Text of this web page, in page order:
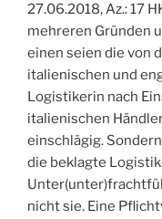
27.06.2018, Az.: 17
mehreren Gründen
einen seien die von
italienischen und
Logistikerin nach
italienischen
einschlägig.
die beklagte
nicht sie. Eine